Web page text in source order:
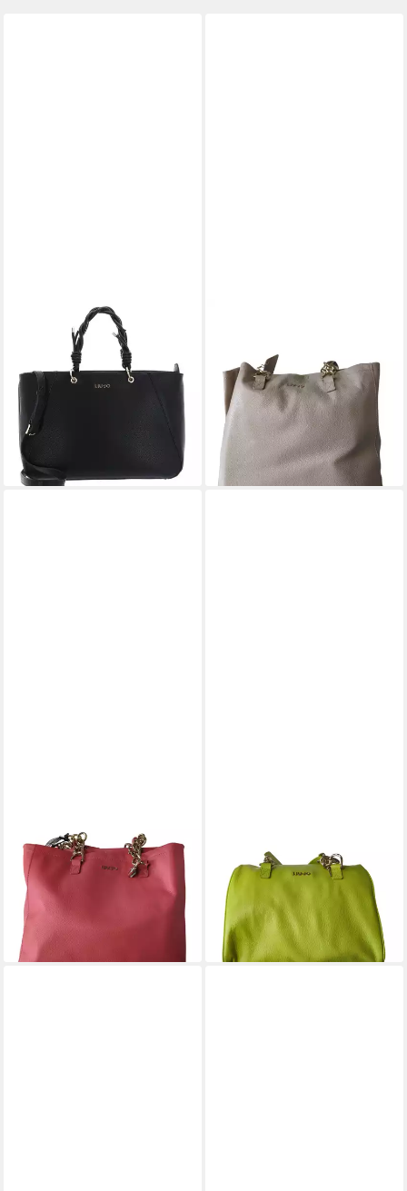
Handtasche Darsia
UVP 179,00 €
-60%
lieferbar - in 2-3 Werktagen bei dir
Stoff Champagner Beige
Magnetverschluss
A14293P0129-60906
134,50 €
269,00 €
-50%
lieferbar - in 2-3 Werktagen bei dir
Stoff Spiced coral Beige
Magnet A14293P0129-71644
134,50 € 269,00 €
-50%
lieferbar - in 2-3 Werktagen bei dir
Reißverschluss
A14294P0129-30645
144,50 €
-50%
lieferbar - in 2-3 Werktagen bei dir